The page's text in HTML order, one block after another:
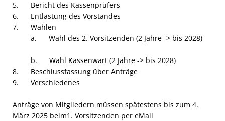
5. Bericht des Kassenprüfers
6. Entlastung des Vorstandes
7. Wahlen
a. Wahl des 2. Vorsitzenden (2 Jahre -> bis 2028)
b. Wahl Kassenwart (2 Jahre -> bis 2028)
8. Beschlussfassung über Anträge
9. Verschiedenes
Anträge von Mitgliedern müssen spätestens bis zum 4.
März 2025 beim1. Vorsitzenden per eMail